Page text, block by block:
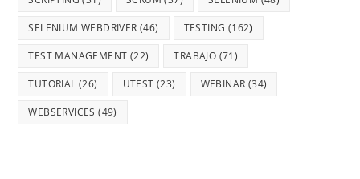
SELENIUM WEBDRIVER (46) TESTING (162)
TEST MANAGEMENT (22) TRABAJO (71)
TUTORIAL (26) UTEST (23) WEBINAR (34)
WEBSERVICES (49)